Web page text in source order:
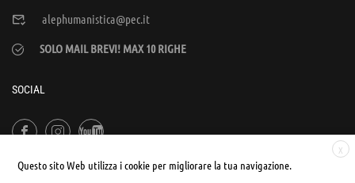
alephumanistica@pec.it
SOLO MAIL BREVI! MAX 10 RIGHE
SOCIAL
X
Questo sito Web utilizza i cookie per migliorare la tua navigazione.